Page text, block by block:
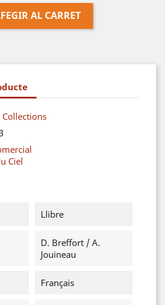
AL CARRET
Ciel
Llibre
D. Breffort / A.
Jouineau
Français